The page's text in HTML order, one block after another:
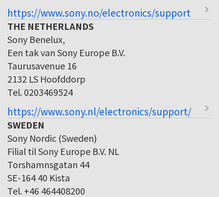
https://www.sony.no/electronics/support
THE NETHERLANDS
Sony Benelux,
Een tak van Sony Europe B.V.
Taurusavenue 16
2132 LS Hoofddorp
Tel. 0203469524
https://www.sony.nl/electronics/support/
SWEDEN
Sony Nordic (Sweden)
Filial til Sony Europe B.V. NL
Torshamnsgatan 44
SE-164 40 Kista
Tel. +46 464408200